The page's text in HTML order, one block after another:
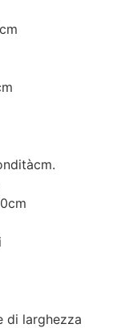
di larghezza